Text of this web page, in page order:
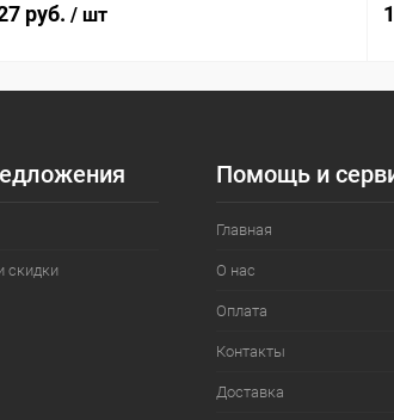
руб. / шт
скидки
Помощь и
Главная
О нас
Оплата
Контакты
Доставка